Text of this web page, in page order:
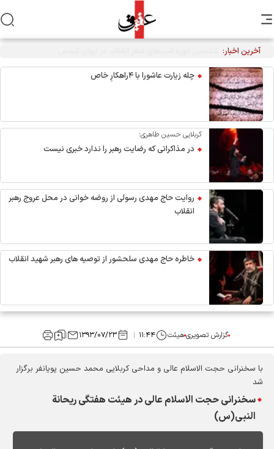
آخرین اخبار: احیاء شب نیمه شعبان در هیئت آیین حسینی
چله زیارت عاشورا با ۴راهکارِ خاص
کربلایی حسین طاهری:
در مذاکراتی که رضایت رهبر را ندارد خبری نیست
روایت حاج مهدی رسولی از روضه خوانی در محل عروج رهبر
انقلاب
خاطره حاج مهدی سلحشور از توصیه های رهبر شهید انقلاب
گزارش تصویریهیئت ۱۱:۴۴ ۱۳۹۳/۰۷/۲۳
با سخنرانی حجت الاسلام عالی و مداحی کربلایی محمد حسین پویانفر برگزار
شد
سخنرانی حجت الاسلام عالی در هیئت هفتگی ریحانة
النبی(س)